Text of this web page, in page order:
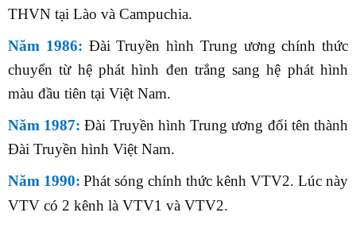
THVN tại Lào và Campuchia.
Năm 1986: Đài Truyền hình Trung ương chính thức
chuyển từ hệ phát hình đen trắng sang hệ phát hình
màu đầu tiên tại Việt Nam.
Năm 1987: Đài Truyền hình Trung ương đổi tên thành
Đài Truyền hình Việt Nam.
Năm 1990: Phát sóng chính thức kênh VTV2. Lúc này
VTV có 2 kênh là VTV1 và VTV2.